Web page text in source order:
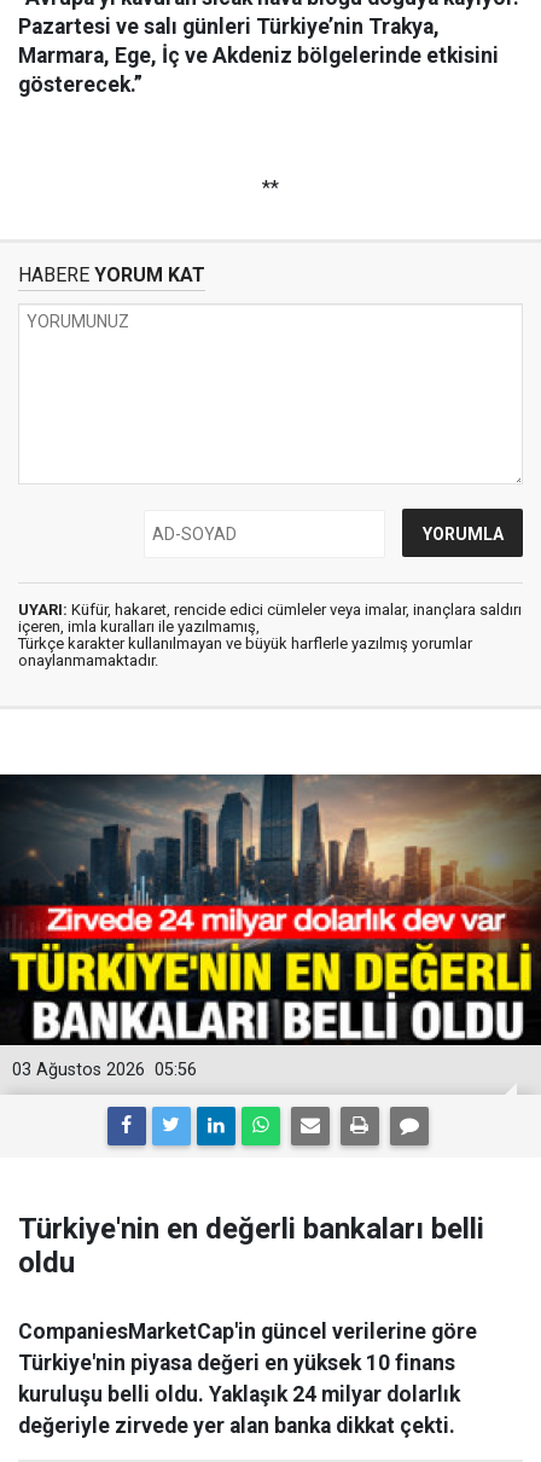
Pazartesi ve salı günleri Türkiye’nin Trakya,
Marmara, Ege, İç ve Akdeniz bölgelerinde etkisini
gösterecek.”
**
HABERE YORUM KAT
UYARI: Küfür, hakaret, rencide edici cümleler veya imalar, inançlara saldırı
içeren, imla kuralları ile yazılmamış,
Türkçe karakter kullanılmayan ve büyük harflerle yazılmış yorumlar
onaylanmamaktadır.
05:56
03 Ağustos 2026
Türkiye'nin en değerli bankaları belli
oldu
CompaniesMarketCap'in güncel verilerine göre
Türkiye'nin piyasa değeri en yüksek 10 finans
kuruluşu belli oldu. Yaklaşık 24 milyar dolarlık
değeriyle zirvede yer alan banka dikkat çekti.